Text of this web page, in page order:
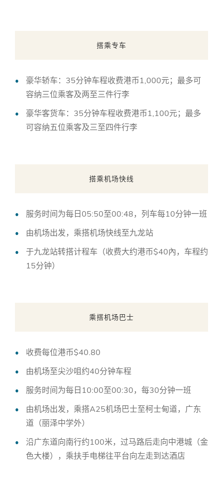
搭乘专车
豪华轿车：35分钟车程收费港币1,000元；最多可
容纳三位乘客及两至三件行李
豪华客货车：35分钟车程收费港币1,100元；最多
可容纳五位乘客及三至四件行李
搭乘机场快线
服务时间为每日05:50至00:48，列车每10分钟一班
由机场出发，乘搭机场快线至九龙站
于九龙站转搭计程车（收费大约港币$40內，车程约
15分钟）
乘搭机场巴士
收费每位港币$40.80
由机场至尖沙咀约40分钟车程
服务时间为每日10:00至00:30，每30分钟一班
由机场出发，乘搭A25机场巴士至柯士甸道，广东
道（丽泽中学外）
沿广东道向南行约100米，过马路后走向中港城（金
色大楼），乘扶手电梯往平台向左走到达酒店